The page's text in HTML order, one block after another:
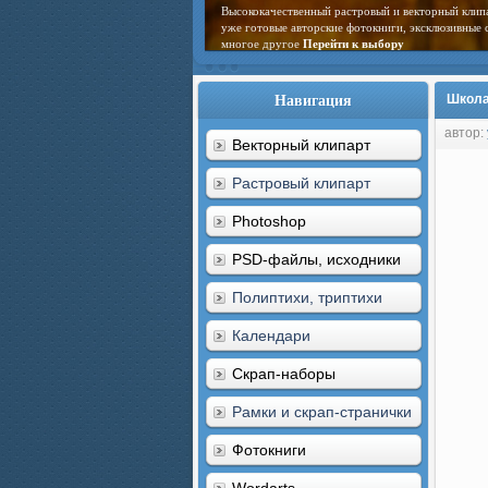
Высококачественный растровый и векторный
уже готовые авторские фотокниги,
многое другое Перейти к выбору
Навигация
Векторный клипарт
Растровый клипарт
Photoshop
PSD-файлы, исходники
Полиптихи, триптихи
Календари
Скрап-наборы
Рамки и скрап-странички
Фотокниги
автор: